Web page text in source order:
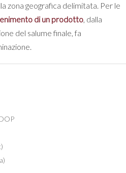
zona geografica delimitata. Per le
di un prodotto, dalla
del salume finale, fa